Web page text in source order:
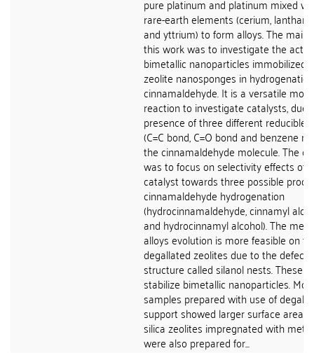
pure platinum and platinum mixed
rare-earth elements (cerium,
and yttrium) to form alloys. The main
this work was to investigate the
bimetallic nanoparticles immobilized
zeolite nanosponges in
cinnamaldehyde. It is a versatile
reaction to investigate catalysts, due
presence of three different reducible
(C=C bond, C=O bond and benzene
the cinnamaldehyde molecule. The
was to focus on selectivity effects of
catalyst towards three possible
cinnamaldehyde hydrogenation
(hydrocinnamaldehyde, cinnamyl
and hydrocinnamyl alcohol). The
alloys evolution is more feasible on
degallated zeolites due to the
structure called silanol nests. These
stabilize bimetallic nanoparticles.
samples prepared with use of
support showed larger surface areas.
silica zeolites impregnated with
were also prepared for...